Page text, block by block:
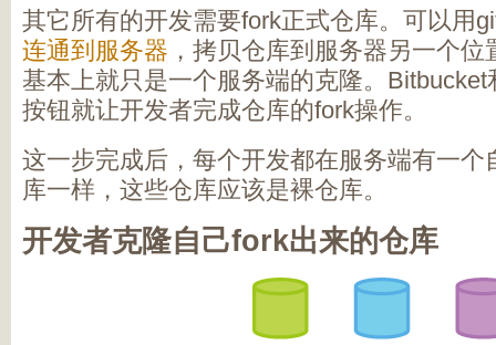
其它所有的开发需要fork正式仓库。可以用
连通到服务器 ，拷贝仓库到服务器另一个
基本上就只是一个服务端的克隆。
按钮就让开发者完成仓库的fork操作。
这一步完成后，每个开发都在服务端有一个
库一样，这些仓库应该是裸仓库。
开发者克隆自己fork出来的仓库